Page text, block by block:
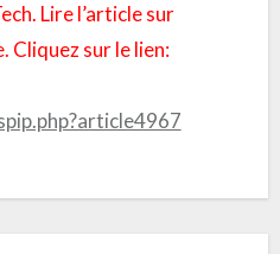
Lire l’article sur
Cliquez sur le lien: